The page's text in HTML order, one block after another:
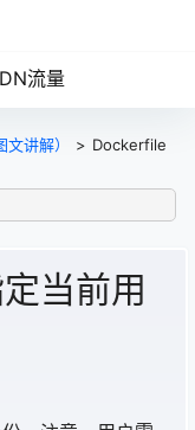
流量
讲解） > Dockerfile
当前用